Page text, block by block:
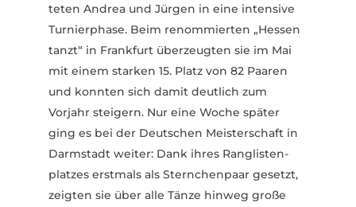
teten Andrea und Jürgen in eine intensive
Turnier­phase. Beim renom­mierten „Hessen
tanzt“ in Frankfurt über­zeugten sie im Mai
mit einem starken 15. Platz von 82 Paaren
und konnten sich damit deutlich zum
Vorjahr steigern. Nur eine Woche später
ging es bei der Deut­schen Meis­ter­schaft in
Darm­stadt weiter: Dank ihres Rang­lis­ten­
platzes erstmals als Stern­chenpaar gesetzt,
zeigten sie über alle Tänze hinweg große